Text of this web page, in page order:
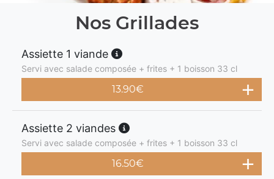
Nos Grillades
Assiette 1 viande
Servi avec salade composée + frites + 1 boisson 33 cl
13.90€
Assiette 2 viandes
Servi avec salade composée + frites + 1 boisson 33 cl
16.50€